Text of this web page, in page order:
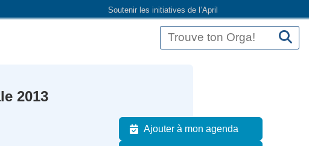
Soutenir les initiatives de l’April
2013
Ajouter à mon agenda